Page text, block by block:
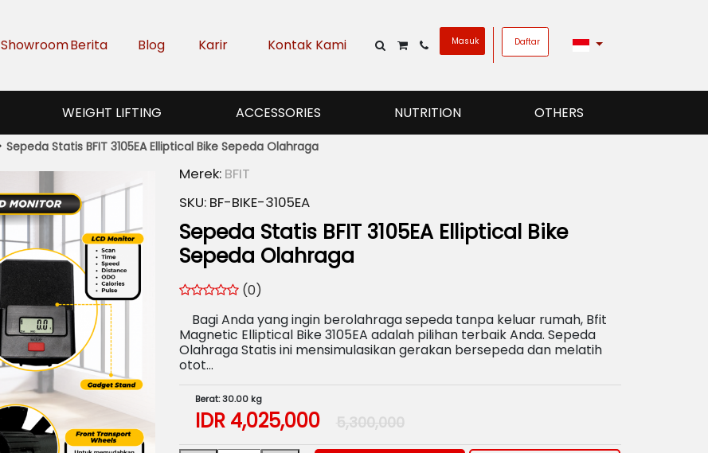
ShowroomBerita Blog Karir Kontak Kami Masuk Daftar
WEIGHT LIFTING ACCESSORIES NUTRITION OTHERS
Sepeda Statis BFIT 3105EA Elliptical Bike Sepeda Olahraga
Merek: BFIT
SKU: BF-BIKE-3105EA
Sepeda Statis BFIT 3105EA Elliptical Bike
Sepeda Olahraga
(0)
Bagi Anda yang ingin berolahraga sepeda tanpa keluar rumah, Bfit
Magnetic Elliptical Bike 3105EA adalah pilihan terbaik Anda. Sepeda
Olahraga Statis ini mensimulasikan gerakan bersepeda dan melatih
otot…
Berat: 30.00 kg
IDR 4,025,000 5,300,000